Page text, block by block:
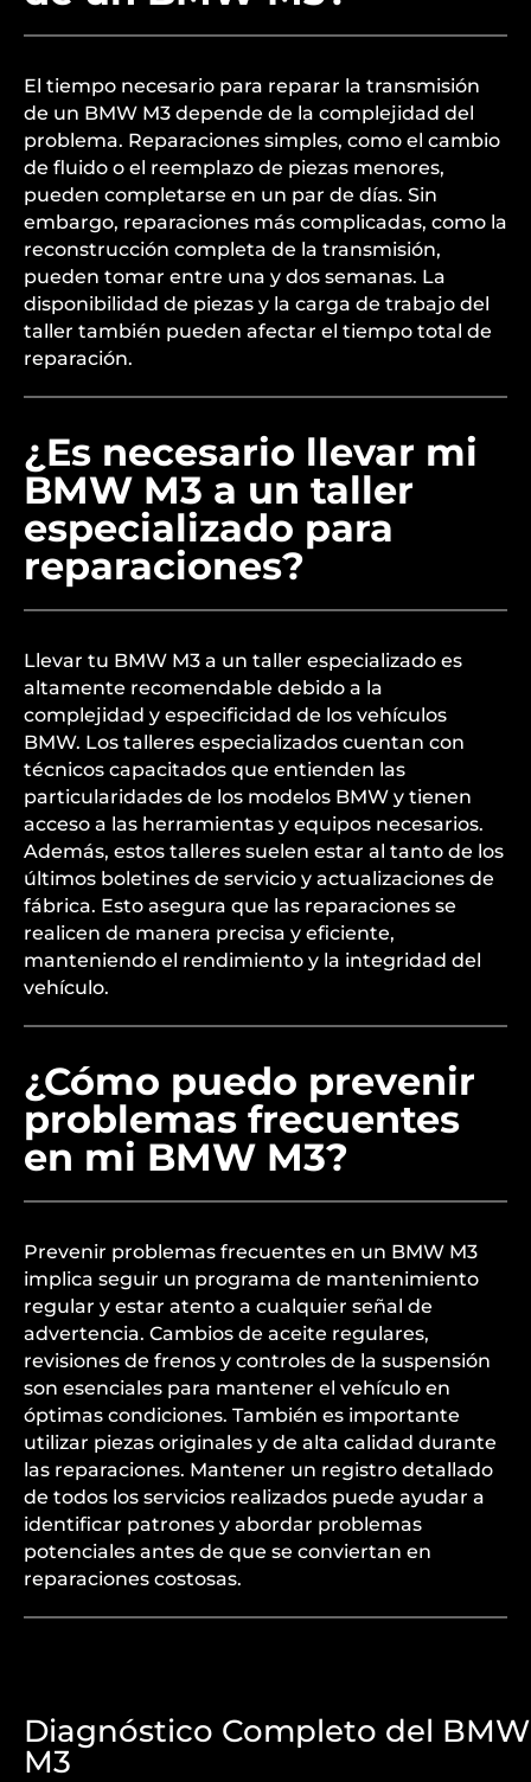
El tiempo necesario para reparar la transmisión
de un BMW M3 depende de la complejidad del
problema. Reparaciones simples, como el cambio
de fluido o el reemplazo de piezas menores,
pueden completarse en un par de días. Sin
embargo, reparaciones más complicadas, como la
reconstrucción completa de la transmisión,
pueden tomar entre una y dos semanas. La
disponibilidad de piezas y la carga de trabajo del
taller también pueden afectar el tiempo total de
reparación.
¿Es necesario llevar mi
BMW M3 a un taller
especializado para
reparaciones?
Llevar tu BMW M3 a un taller especializado es
altamente recomendable debido a la
complejidad y especificidad de los vehículos
BMW. Los talleres especializados cuentan con
técnicos capacitados que entienden las
particularidades de los modelos BMW y tienen
acceso a las herramientas y equipos necesarios.
Además, estos talleres suelen estar al tanto de los
últimos boletines de servicio y actualizaciones de
fábrica. Esto asegura que las reparaciones se
realicen de manera precisa y eficiente,
manteniendo el rendimiento y la integridad del
vehículo.
¿Cómo puedo prevenir
problemas frecuentes
en mi BMW M3?
Prevenir problemas frecuentes en un BMW M3
implica seguir un programa de mantenimiento
regular y estar atento a cualquier señal de
advertencia. Cambios de aceite regulares,
revisiones de frenos y controles de la suspensión
son esenciales para mantener el vehículo en
óptimas condiciones. También es importante
utilizar piezas originales y de alta calidad durante
las reparaciones. Mantener un registro detallado
de todos los servicios realizados puede ayudar a
identificar patrones y abordar problemas
potenciales antes de que se conviertan en
reparaciones costosas.
Diagnóstico Completo del BMW
M3